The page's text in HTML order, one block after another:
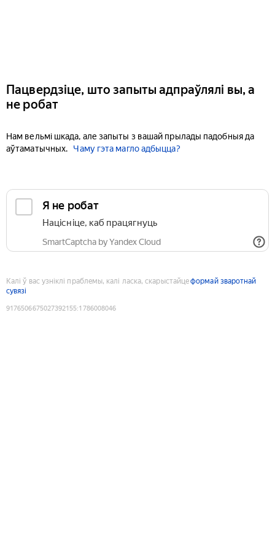
Пацвердзіце, што запыты адпраўлялі вы, а
не робат
Нам вельмі шкада, але запыты з вашай прылады падобныя да
аўтаматычных.
Чаму гэта магло адбыцца?
Я не робат
Націсніце, каб працягнуць
SmartCaptcha by Yandex Cloud
Калі ў вас узніклі праблемы, калі ласка, скарыстайцеформай зваротнай
сувязі
9176506675027392155:1786008046